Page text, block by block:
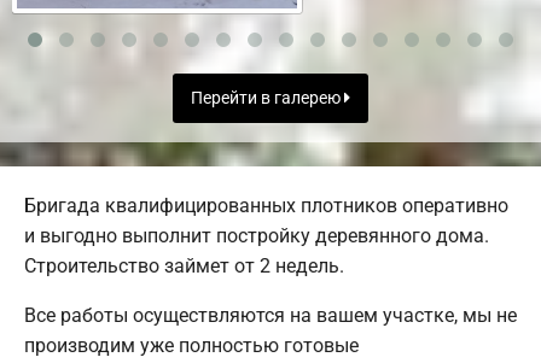
Перейти в галерею
Бригада квалифицированных плотников оперативно
и выгодно выполнит постройку деревянного дома.
Строительство займет от 2 недель.
Все работы осуществляются на вашем участке, мы не
производим уже полностью готовые